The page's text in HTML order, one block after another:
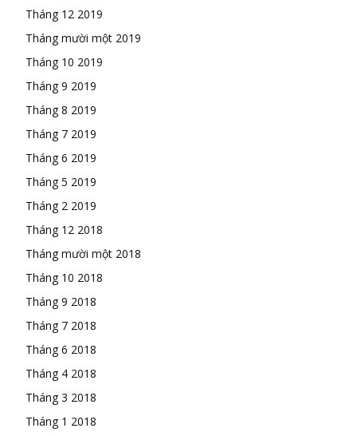
Tháng 12 2019
Tháng mười một 2019
Tháng 10 2019
Tháng 9 2019
Tháng 8 2019
Tháng 7 2019
Tháng 6 2019
Tháng 5 2019
Tháng 2 2019
Tháng 12 2018
Tháng mười một 2018
Tháng 10 2018
Tháng 9 2018
Tháng 7 2018
Tháng 6 2018
Tháng 4 2018
Tháng 3 2018
Tháng 1 2018